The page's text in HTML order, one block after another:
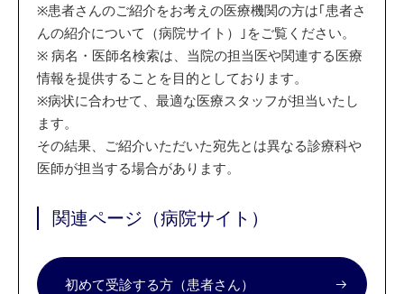
※患者さんのご紹介をお考えの医療機関の方は｢患者さ
んの紹介について（病院サイト）｣をご覧ください。
※ 病名・医師名検索は、当院の担当医や関連する医療
情報を提供することを目的としております。
※病状に合わせて、最適な医療スタッフが担当いたし
ます。
その結果、ご紹介いただいた宛先とは異なる診療科や
医師が担当する場合があります。
関連ページ（病院サイト）
初めて受診する方（患者さん）